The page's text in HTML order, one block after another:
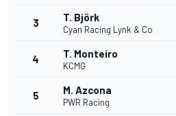
3 T. Björk
Cyan Racing Lynk & Co
4 T. Monteiro
KCMG
5 M. Azcona
PWR Racing